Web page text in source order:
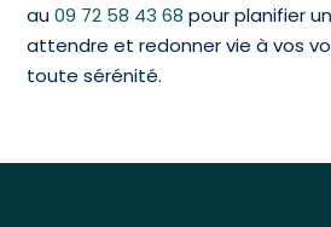
au09 72 58 43 68 pour planifier
attendre et redonner vie à vos
toute sérénité.